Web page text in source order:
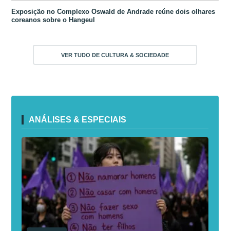
Exposição no Complexo Oswald de Andrade reúne dois olhares
coreanos sobre o Hangeul
VER TUDO DE CULTURA & SOCIEDADE
ANÁLISES & ESPECIAIS